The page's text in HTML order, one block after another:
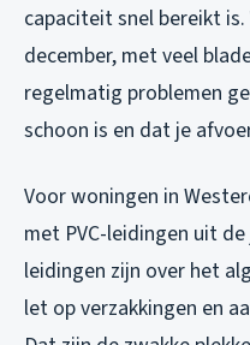
capaciteit snel bereikt
december, met veel
regelmatig problemen
schoon is en dat je
Voor woningen in
met PVC-leidingen uit
leidingen zijn over het
let op verzakkingen en